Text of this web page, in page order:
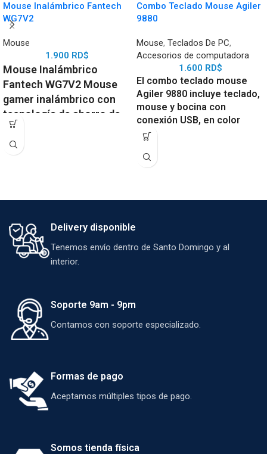
Mouse Inalámbrico Fantech
WG7V2
Mouse
1.900 RD$
Mouse Inalámbrico
Fantech WG7V2 Mouse
gamer inalámbrico con
tecnología de ahorro de
energía y diseño
ergonómico. Precisión y
Combo Teclado Mouse Agiler
9880
Mouse, Teclados De PC,
Accesorios de computadora
1.600 RD$
El combo teclado mouse
Agiler 9880 incluye teclado,
mouse y bocina con
conexión USB, en color
negro, ofreciendo
práctica para oficina,
Delivery disponible
Tenemos envío dentro de Santo Domingo y al
interior.
Soporte 9am - 9pm
Contamos con soporte especializado.
Formas de pago
Aceptamos múltiples tipos de pago.
Somos tienda física